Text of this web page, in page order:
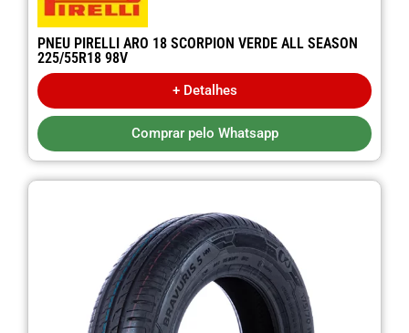
PNEU PIRELLI ARO 18 SCORPION VERDE ALL SEASON
225/55R18 98V
+ Detalhes
Comprar pelo Whatsapp